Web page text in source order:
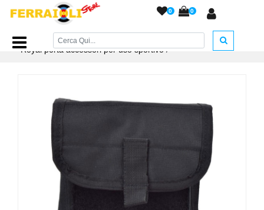
0 0
Home Page/ACCESSORI ARMERIA/Fondine/Borsello
Royal porta accessori per uso sportivo/